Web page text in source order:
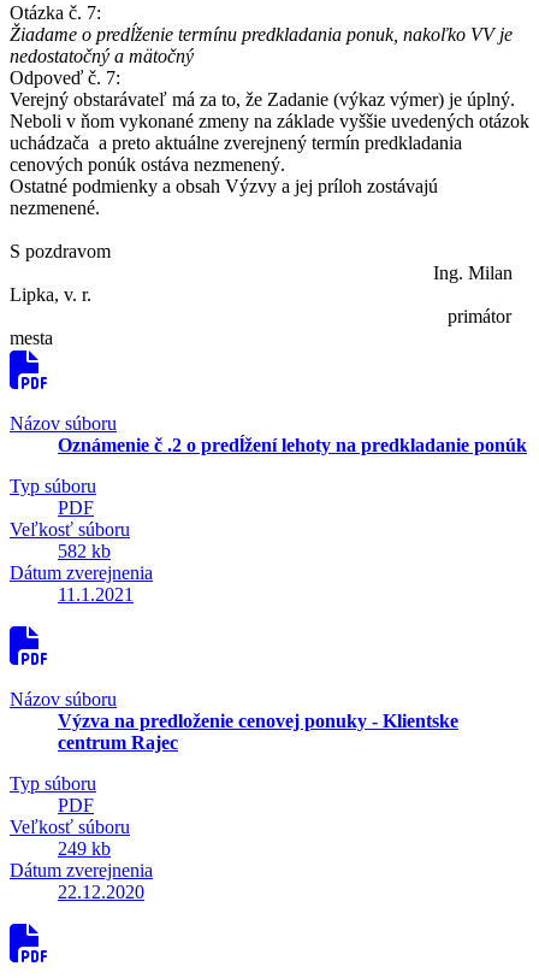
Otázka č. 7:
Žiadame o predĺženie termínu predkladania ponuk, nakoľko VV je
nedostatočný a mätočný
Odpoveď č. 7:
Verejný obstarávateľ má za to, že Zadanie (výkaz výmer) je úplný.
Neboli v ňom vykonané zmeny na základe vyššie uvedených otázok
uchádzača a preto aktuálne zverejnený termín predkladania
cenových ponúk ostáva nezmenený.
Ostatné podmienky a obsah Výzvy a jej príloh zostávajú
nezmenené.
S pozdravom
Ing. Milan
Lipka, v. r.
primátor
mesta
Názov súboru
Oznámenie č .2 o predĺžení lehoty na predkladanie ponúk
Typ súboru
PDF
Veľkosť súboru
582 kb
Dátum zverejnenia
11.1.2021
Názov súboru
Výzva na predloženie cenovej ponuky - Klientske
centrum Rajec
Typ súboru
PDF
Veľkosť súboru
249 kb
Dátum zverejnenia
22.12.2020